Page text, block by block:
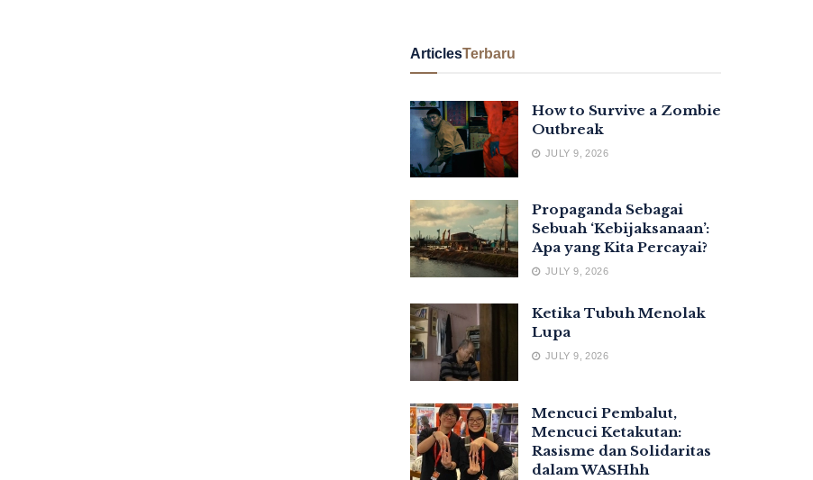
ArticlesTerbaru
How to Survive a Zombie
Outbreak
JULY 9, 2026
Propaganda Sebagai
Sebuah ‘Kebijaksanaan’:
Apa yang Kita Percayai?
JULY 9, 2026
Ketika Tubuh Menolak
Lupa
JULY 9, 2026
Mencuci Pembalut,
Mencuci Ketakutan:
Rasisme dan Solidaritas
dalam WASHhh